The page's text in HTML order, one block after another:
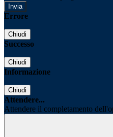
Errore
Chiudi
Successo
Chiudi
Informazione
Chiudi
Attendere...
Attendere il completamento